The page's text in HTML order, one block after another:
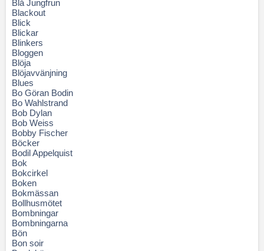
Blå Jungfrun
Blackout
Blick
Blickar
Blinkers
Bloggen
Blöja
Blöjavvänjning
Blues
Bo Göran Bodin
Bo Wahlstrand
Bob Dylan
Bob Weiss
Bobby Fischer
Böcker
Bodil Appelquist
Bok
Bokcirkel
Boken
Bokmässan
Bollhusmötet
Bombningar
Bombningarna
Bön
Bon soir